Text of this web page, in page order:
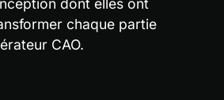
dont elles ont
chaque partie
CAO.